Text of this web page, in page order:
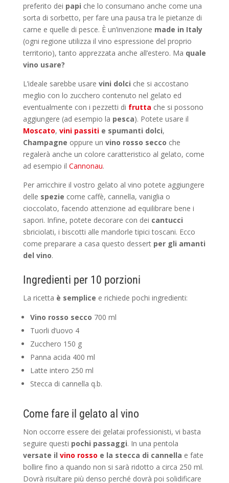
preferito dei papi che lo consumano anche come una
sorta di sorbetto, per fare una pausa tra le pietanze di
carne e quelle di pesce. È un’invenzione made in Italy
(ogni regione utilizza il vino espressione del proprio
territorio), tanto apprezzata anche all’estero. Ma quale
vino usare?
L’ideale sarebbe usare vini dolci che si accostano
meglio con lo zucchero contenuto nel gelato ed
eventualmente con i pezzetti di frutta che si possono
aggiungere (ad esempio la pesca). Potete usare il
Moscato, vini passitie spumanti dolci,
Champagne oppure un vino rosso secco che
regalerà anche un colore caratteristico al gelato, come
ad esempio il Cannonau.
Per arricchire il vostro gelato al vino potete aggiungere
delle spezie come caffè, cannella, vaniglia o
cioccolato, facendo attenzione ad equilibrare bene i
sapori. Infine, potete decorare con dei cantucci
sbriciolati, i biscotti alle mandorle tipici toscani. Ecco
come preparare a casa questo dessert per gli amanti
del vino.
Ingredienti per 10 porzioni
La ricetta è semplice e richiede pochi ingredienti:
Vino rosso secco 700 ml
Tuorli d’uovo 4
Zucchero 150 g
Panna acida 400 ml
Latte intero 250 ml
Stecca di cannella q.b.
Come fare il gelato al vino
Non occorre essere dei gelatai professionisti, vi basta
seguire questi pochi passaggi. In una pentola
versate il vino rosso e la stecca di cannella e fate
bollire fino a quando non si sarà ridotto a circa 250 ml.
Dovrà risultare più denso perché dovrà poi solidificare